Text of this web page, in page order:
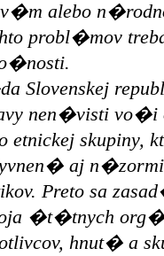
alebo
probl�mov
Slovenskej
nen�visti vo�i
etnickej
aj
Preto sa
�t�tnych
hnut� a